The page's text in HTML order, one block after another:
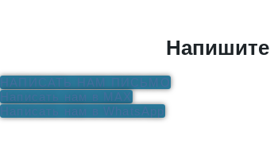
Напишите
НАПИСАТЬ НАМ ПИСЬМО
Написать нам в MAX
Написать нам в WhatsApp